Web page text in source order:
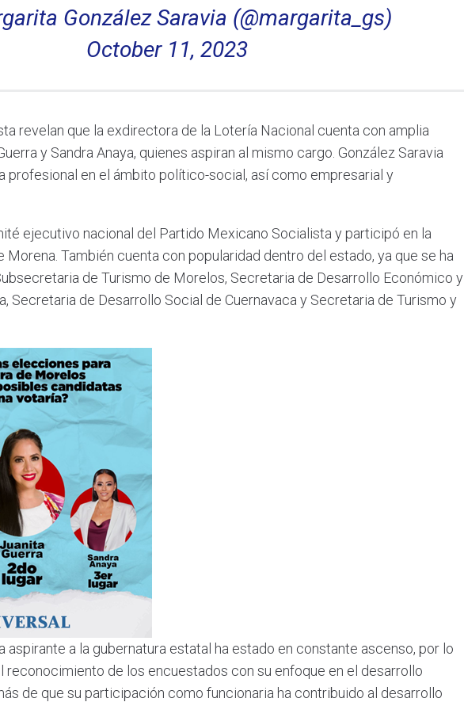
González Saravia (@margarita_gs)
October 11, 2023
revelan que la exdirectora de la Lotería Nacional cuenta con amplia
y Sandra Anaya, quienes aspiran al mismo cargo. González Saravia
profesional en el ámbito político-social, así como empresarial y
ejecutivo nacional del Partido Mexicano Socialista y participó en la
Morena. También cuenta con popularidad dentro del estado, ya que se ha
de Turismo de Morelos, Secretaria de Desarrollo Económico y
Secretaria de Desarrollo Social de Cuernavaca y Secretaria de Turismo y
aspirante a la gubernatura estatal ha estado en constante ascenso, por lo
reconocimiento de los encuestados con su enfoque en el desarrollo
de que su participación como funcionaria ha contribuido al desarrollo